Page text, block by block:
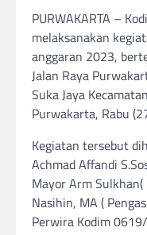
PURWAKARTA –
melaksanakan
anggaran 2023,
Jalan Raya
Suka Jaya
Purwakarta, Rabu
Kegiatan tersebut
Achmad Affandi
Mayor Arm
Nasihin, MA (
Perwira Kodim